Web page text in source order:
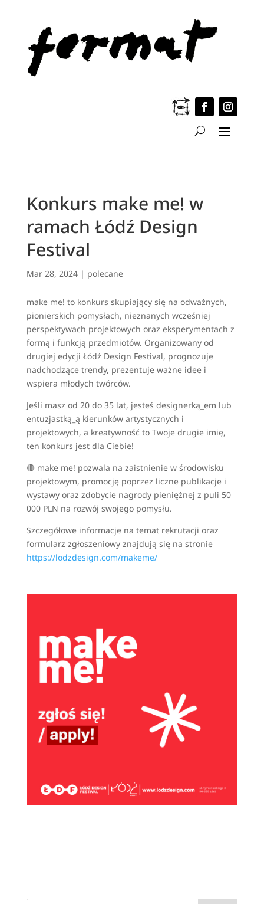
Konkurs make me! w
ramach Łódź Design
Festival
Mar 28, 2024| polecane
make me! to konkurs skupiający się na odważnych,
pionierskich pomysłach, nieznanych wcześniej
perspektywach projektowych oraz eksperymentach z
formą i funkcją przedmiotów. Organizowany od
drugiej edycji Łódź Design Festival, prognozuje
nadchodzące trendy, prezentuje ważne idee i
wspiera młodych twórców.
Jeśli masz od 20 do 35 lat, jesteś designerką_em lub
entuzjastką_ą kierunków artystycznych i
projektowych, a kreatywność to Twoje drugie imię,
ten konkurs jest dla Ciebie!
🔴 make me! pozwala na zaistnienie w środowisku
projektowym, promocję poprzez liczne publikacje i
wystawy oraz zdobycie nagrody pieniężnej z puli 50
000 PLN na rozwój swojego pomysłu.
Szczegółowe informacje na temat rekrutacji oraz
formularz zgłoszeniowy znajdują się na stronie
https://lodzdesign.com/makeme/